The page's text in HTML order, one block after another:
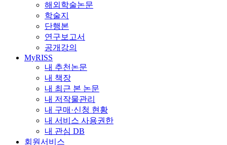
해외학술논문
학술지
단행본
연구보고서
공개강의
MyRISS
내 추천논문
내 책장
내 최근 본 논문
내 저작물관리
내 구매·신청 현황
내 서비스 사용권한
내 관심 DB
회원서비스